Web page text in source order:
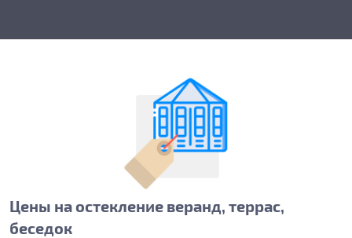
Цены на остекление веранд, террас,
беседок